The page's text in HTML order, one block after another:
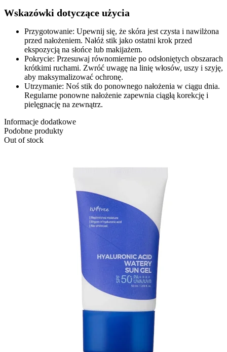
Wskazówki dotyczące użycia
Przygotowanie: Upewnij się, że skóra jest czysta i nawilżona
przed nałożeniem. Nałóż stik jako ostatni krok przed
ekspozycją na słońce lub makijażem.
Pokrycie: Przesuwaj równomiernie po odsłoniętych obszarach
krótkimi ruchami. Zwróć uwagę na linię włosów, uszy i szyję,
aby maksymalizować ochronę.
Utrzymanie: Noś stik do ponownego nałożenia w ciągu dnia.
Regularne ponowne nałożenie zapewnia ciągłą korekcję i
pielęgnację na zewnątrz.
Informacje dodatkowe
Podobne produkty
Out of stock